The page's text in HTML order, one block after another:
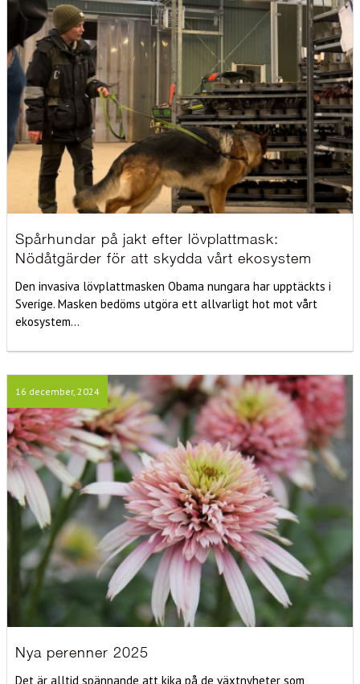
Spårhundar på jakt efter lövplattmask:
Nödåtgärder för att skydda vårt ekosystem
Den invasiva lövplattmasken Obama nungara har upptäckts i
Sverige. Masken bedöms utgöra ett allvarligt hot mot vårt
ekosystem...
16 december, 2024
Nya perenner 2025
Det är alltid spännande att kika på de växtnyheter som